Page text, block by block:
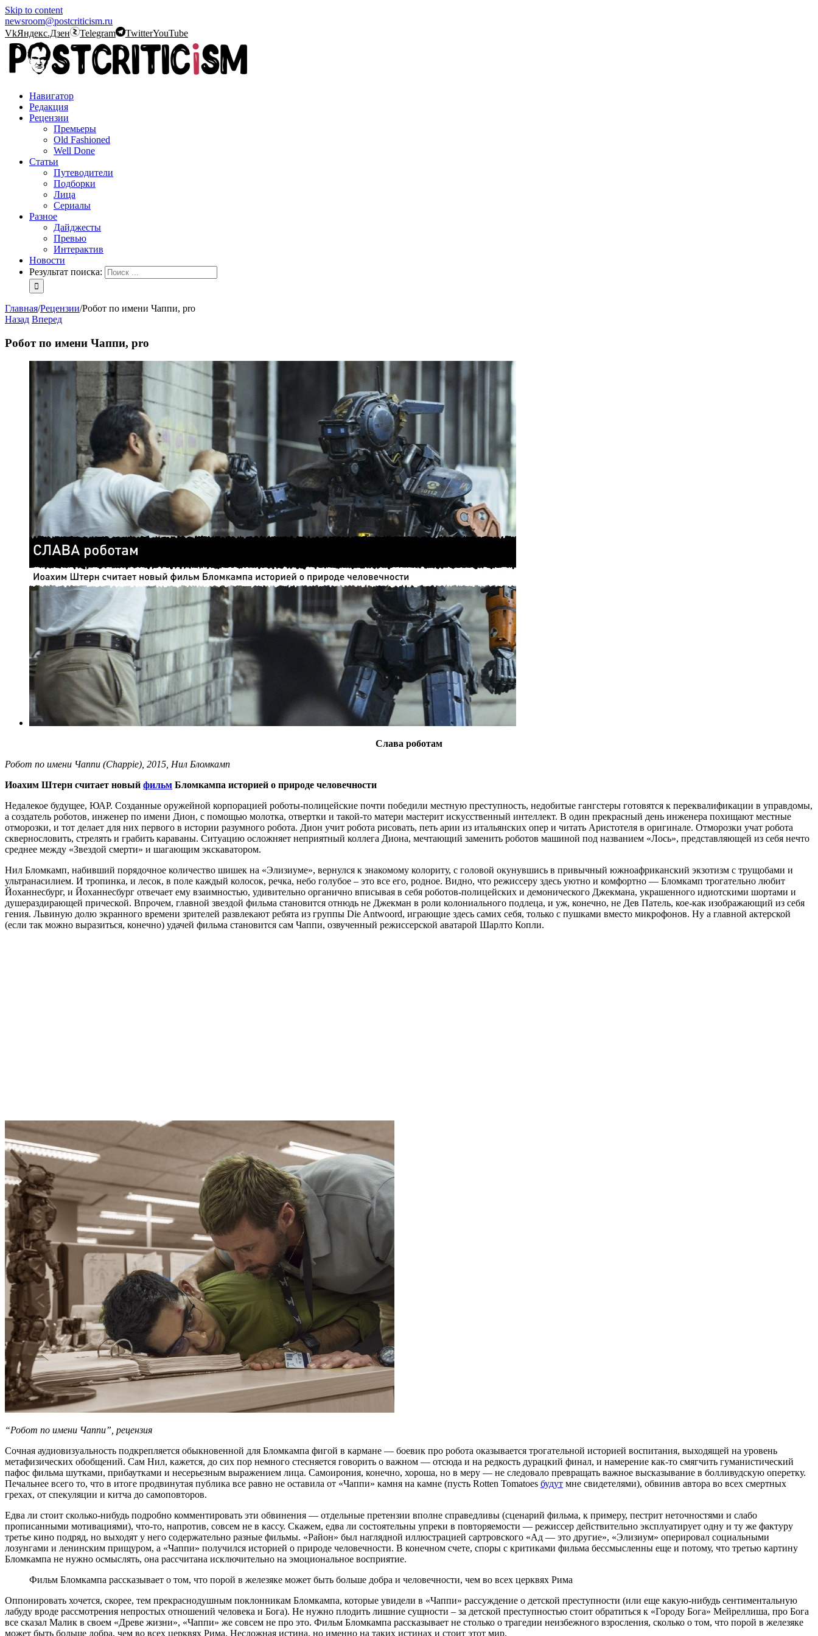
Skip to content
newsroom@postcriticism.ru
VkЯндекс.Дзен Telegram TwitterYouTube
Навигатор
Редакция
Рецензии
Премьеры
Old Fashioned
Well Done
Статьи
Путеводители
Подборки
Лица
Сериалы
Разное
Дайджесты
Превью
Интерактив
Новости
Результат поиска:
Главная/Рецензии/Робот по имени Чаппи, pro
Назад Вперед
Робот по имени Чаппи, pro
Слава роботам
Робот по имени Чаппи (Chappie), 2015, Нил Бломкамп
Иоахим Штерн считает новый фильм Бломкампа историей о природе человечности
Недалекое будущее, ЮАР. Созданные оружейной корпорацией роботы-полицейские почти победили местную преступность, недобитые гангстеры готовятся к переквалификации в управдомы,
а создатель роботов, инженер по имени Дион, с помощью молотка, отвертки и такой-то матери мастерит искусственный интеллект. В один прекрасный день инженера похищают местные
отморозки, и тот делает для них первого в истории разумного робота. Дион учит робота рисовать, петь арии из итальянских опер и читать Аристотеля в оригинале. Отморозки учат робота
сквернословить, стрелять и грабить караваны. Ситуацию осложняет неприятный коллега Диона, мечтающий заменить роботов машиной под названием «Лось», представляющей из себя нечто
среднее между «Звездой смерти» и шагающим экскаватором.
Нил Бломкамп, набивший порядочное количество шишек на «Элизиуме», вернулся к знакомому колориту, с головой окунувшись в привычный южноафриканский экзотизм с трущобами и
ультранасилием. И тропинка, и лесок, в поле каждый колосок, речка, небо голубое – это все его, родное. Видно, что режиссеру здесь уютно и комфортно — Бломкамп трогательно любит
Йоханнесбург, и Йоханнесбург отвечает ему взаимностью, удивительно органично вписывая в себя роботов-полицейских и демонического Джекмана, украшенного идиотскими шортами и
душераздирающей прической. Впрочем, главной звездой фильма становится отнюдь не Джекман в роли колониального подлеца, и уж, конечно, не Дев Патель, кое-как изображающий из себя
гения. Львиную долю экранного времени зрителей развлекают ребята из группы Die Antwoord, играющие здесь самих себя, только с пушками вместо микрофонов. Ну а главной актерской
(если так можно выразиться, конечно) удачей фильма становится сам Чаппи, озвученный режиссерской аватарой Шарлто Копли.
“Робот по имени Чаппи”, рецензия
Сочная аудиовизуальность подкрепляется обыкновенной для Бломкампа фигой в кармане — боевик про робота оказывается трогательной историей воспитания, выходящей на уровень
метафизических обобщений. Сам Нил, кажется, до сих пор немного стесняется говорить о важном — отсюда и на редкость дурацкий финал, и намерение как-то смягчить гуманистический
пафос фильма шутками, прибаутками и несерьезным выражением лица. Самоирония, конечно, хороша, но в меру — не следовало превращать важное высказывание в болливудскую оперетку.
Печальнее всего то, что в итоге продвинутая публика все равно не оставила от «Чаппи» камня на камне (пусть Rotten Tomatoes будут мне свидетелями), обвинив автора во всех смертных
грехах, от спекуляции и китча до самоповторов.
Едва ли стоит сколько-нибудь подробно комментировать эти обвинения — отдельные претензии вполне справедливы (сценарий фильма, к примеру, пестрит неточностями и слабо
прописанными мотивациями), что-то, напротив, совсем не в кассу. Скажем, едва ли состоятельны упреки в повторяемости — режиссер действительно эксплуатирует одну и ту же фактуру
третье кино подряд, но выходят у него содержательно разные фильмы. «Район» был наглядной иллюстрацией сартровского «Ад — это другие», «Элизиум» оперировал социальными
лозунгами и ленинским прищуром, а «Чаппи» получился историей о природе человечности. В конечном счете, споры с критиками фильма бессмысленны еще и потому, что третью картину
Бломкампа не нужно осмыслять, она рассчитана исключительно на эмоциональное восприятие.
Фильм Бломкампа рассказывает о том, что порой в железяке может быть больше добра и человечности, чем во всех церквях Рима
Оппонировать хочется, скорее, тем прекраснодушным поклонникам Бломкампа, которые увидели в «Чаппи» рассуждение о детской преступности (или еще какую-нибудь сентиментальную
лабуду вроде рассмотрения непростых отношений человека и Бога). Не нужно плодить лишние сущности – за детской преступностью стоит обратиться к «Городу Бога» Мейреллиша, про Бога
все сказал Малик в своем «Древе жизни», «Чаппи» же совсем не про это. Фильм Бломкампа рассказывает не столько о трагедии неизбежного взросления, сколько о том, что порой в железяке
может быть больше добра, чем во всех церквях Рима. Несложная истина, но именно на таких истинах и стоит этот мир.